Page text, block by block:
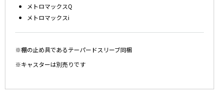
メトロマックスQ
メトロマックスi
※棚の止め具であるテーパードスリーブ同梱
※キャスターは別売りです